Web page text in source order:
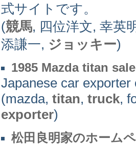
式サイトです。
(競馬, 四位洋文, 幸英
添謙一, ジョッキー)
1985 Mazda titan
Japanese car exporter
(mazda, titan, truck,
exporter)
松田良明家のホーム